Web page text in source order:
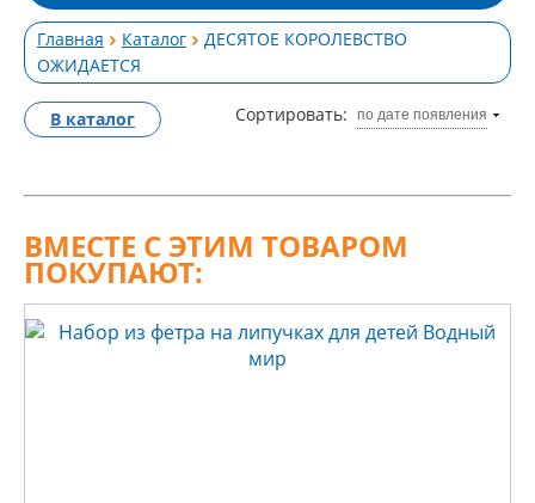
Главная Каталог
ДЕСЯТОЕ КОРОЛЕВСТВО
ОЖИДАЕТСЯ
Сортировать: по дате появления
В каталог
ВМЕСТЕ С ЭТИМ ТОВАРОМ
ПОКУПАЮТ: